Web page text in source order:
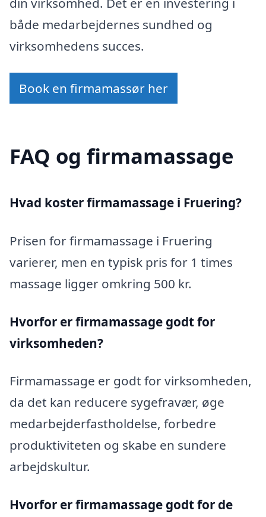
både medarbejdernes sundhed og
virksomhedens succes.
Book en firmamassør her
FAQ og firmamassage
Hvad koster firmamassage i Fruering?
Prisen for firmamassage i Fruering
varierer, men en typisk pris for 1 times
massage ligger omkring 500 kr.
Hvorfor er firmamassage godt for
virksomheden?
Firmamassage er godt for virksomheden,
da det kan reducere sygefravær, øge
medarbejderfastholdelse, forbedre
produktiviteten og skabe en sundere
arbejdskultur.
Hvorfor er firmamassage godt for de